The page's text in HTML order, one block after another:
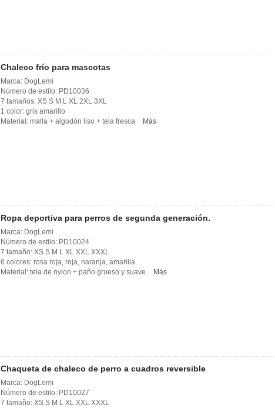
Chaleco frío para mascotas
Marca: DogLemi
Número de estilo: PD10036
7 tamaños: XS S M L XL 2XL 3XL
1 color: gris amarillo
Material: malla + algodón liso + tela fresca
Más
Ropa deportiva para perros de segunda generación.
Marca: DogLemi
Número de estilo: PD10024
7 tamaño: XS S M L XL XXL XXXL
6 colores: rosa roja, roja, naranja, amarilla.
Material: tela de nylon + paño grueso y suave
Más
Chaqueta de chaleco de perro a cuadros reversible
Marca: DogLemi
Número de estilo: PD10027
7 tamaño: XS S M L XL XXL XXXL